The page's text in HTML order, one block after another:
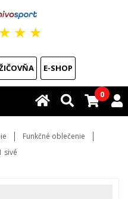
★ ★ ★
E-SHOP
0
Funkčné oblečenie
sivé